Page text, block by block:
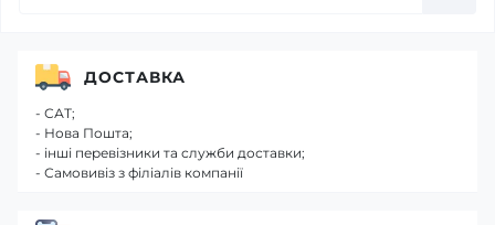
ДОСТАВКА
- САТ;
- Нова Пошта;
- інші перевізники та служби доставки;
- Самовивіз з філіалів компанії